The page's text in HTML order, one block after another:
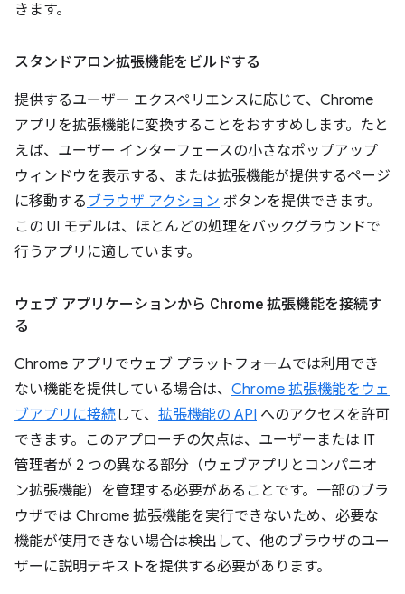
きます。
スタンドアロン拡張機能をビルドする
提供するユーザー エクスペリエンスに応じて、Chrome
アプリを拡張機能に変換することをおすすめします。たと
えば、ユーザー インターフェースの小さなポップアップ
ウィンドウを表示する、または拡張機能が提供するページ
に移動する ブラウザ アクション ボタンを提供できます。
この UI モデルは、ほとんどの処理をバックグラウンドで
行うアプリに適しています。
ウェブ アプリケーションから Chrome 拡張機能を接続す
る
Chrome アプリでウェブ プラットフォームでは利用でき
ない機能を提供している場合は、 Chrome 拡張機能をウェ
ブアプリに接続して、 拡張機能の API へのアクセスを許可
できます。このアプローチの欠点は、ユーザーまたは IT
管理者が 2 つの異なる部分（ウェブアプリとコンパニオ
ン拡張機能）を管理する必要があることです。一部のブラ
ウザでは Chrome 拡張機能を実行できないため、必要な
機能が使用できない場合は検出して、他のブラウザのユー
ザーに説明テキストを提供する必要があります。